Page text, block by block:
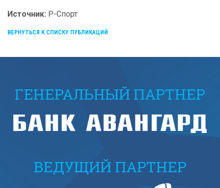
Источник: Р-Спорт
ВЕРНУТЬСЯ К СПИСКУ ПУБЛИКАЦИЙ
ГЕНЕРАЛЬНЫЙ ПАРТНЕР
ВЕДУЩИЙ ПАРТНЕР